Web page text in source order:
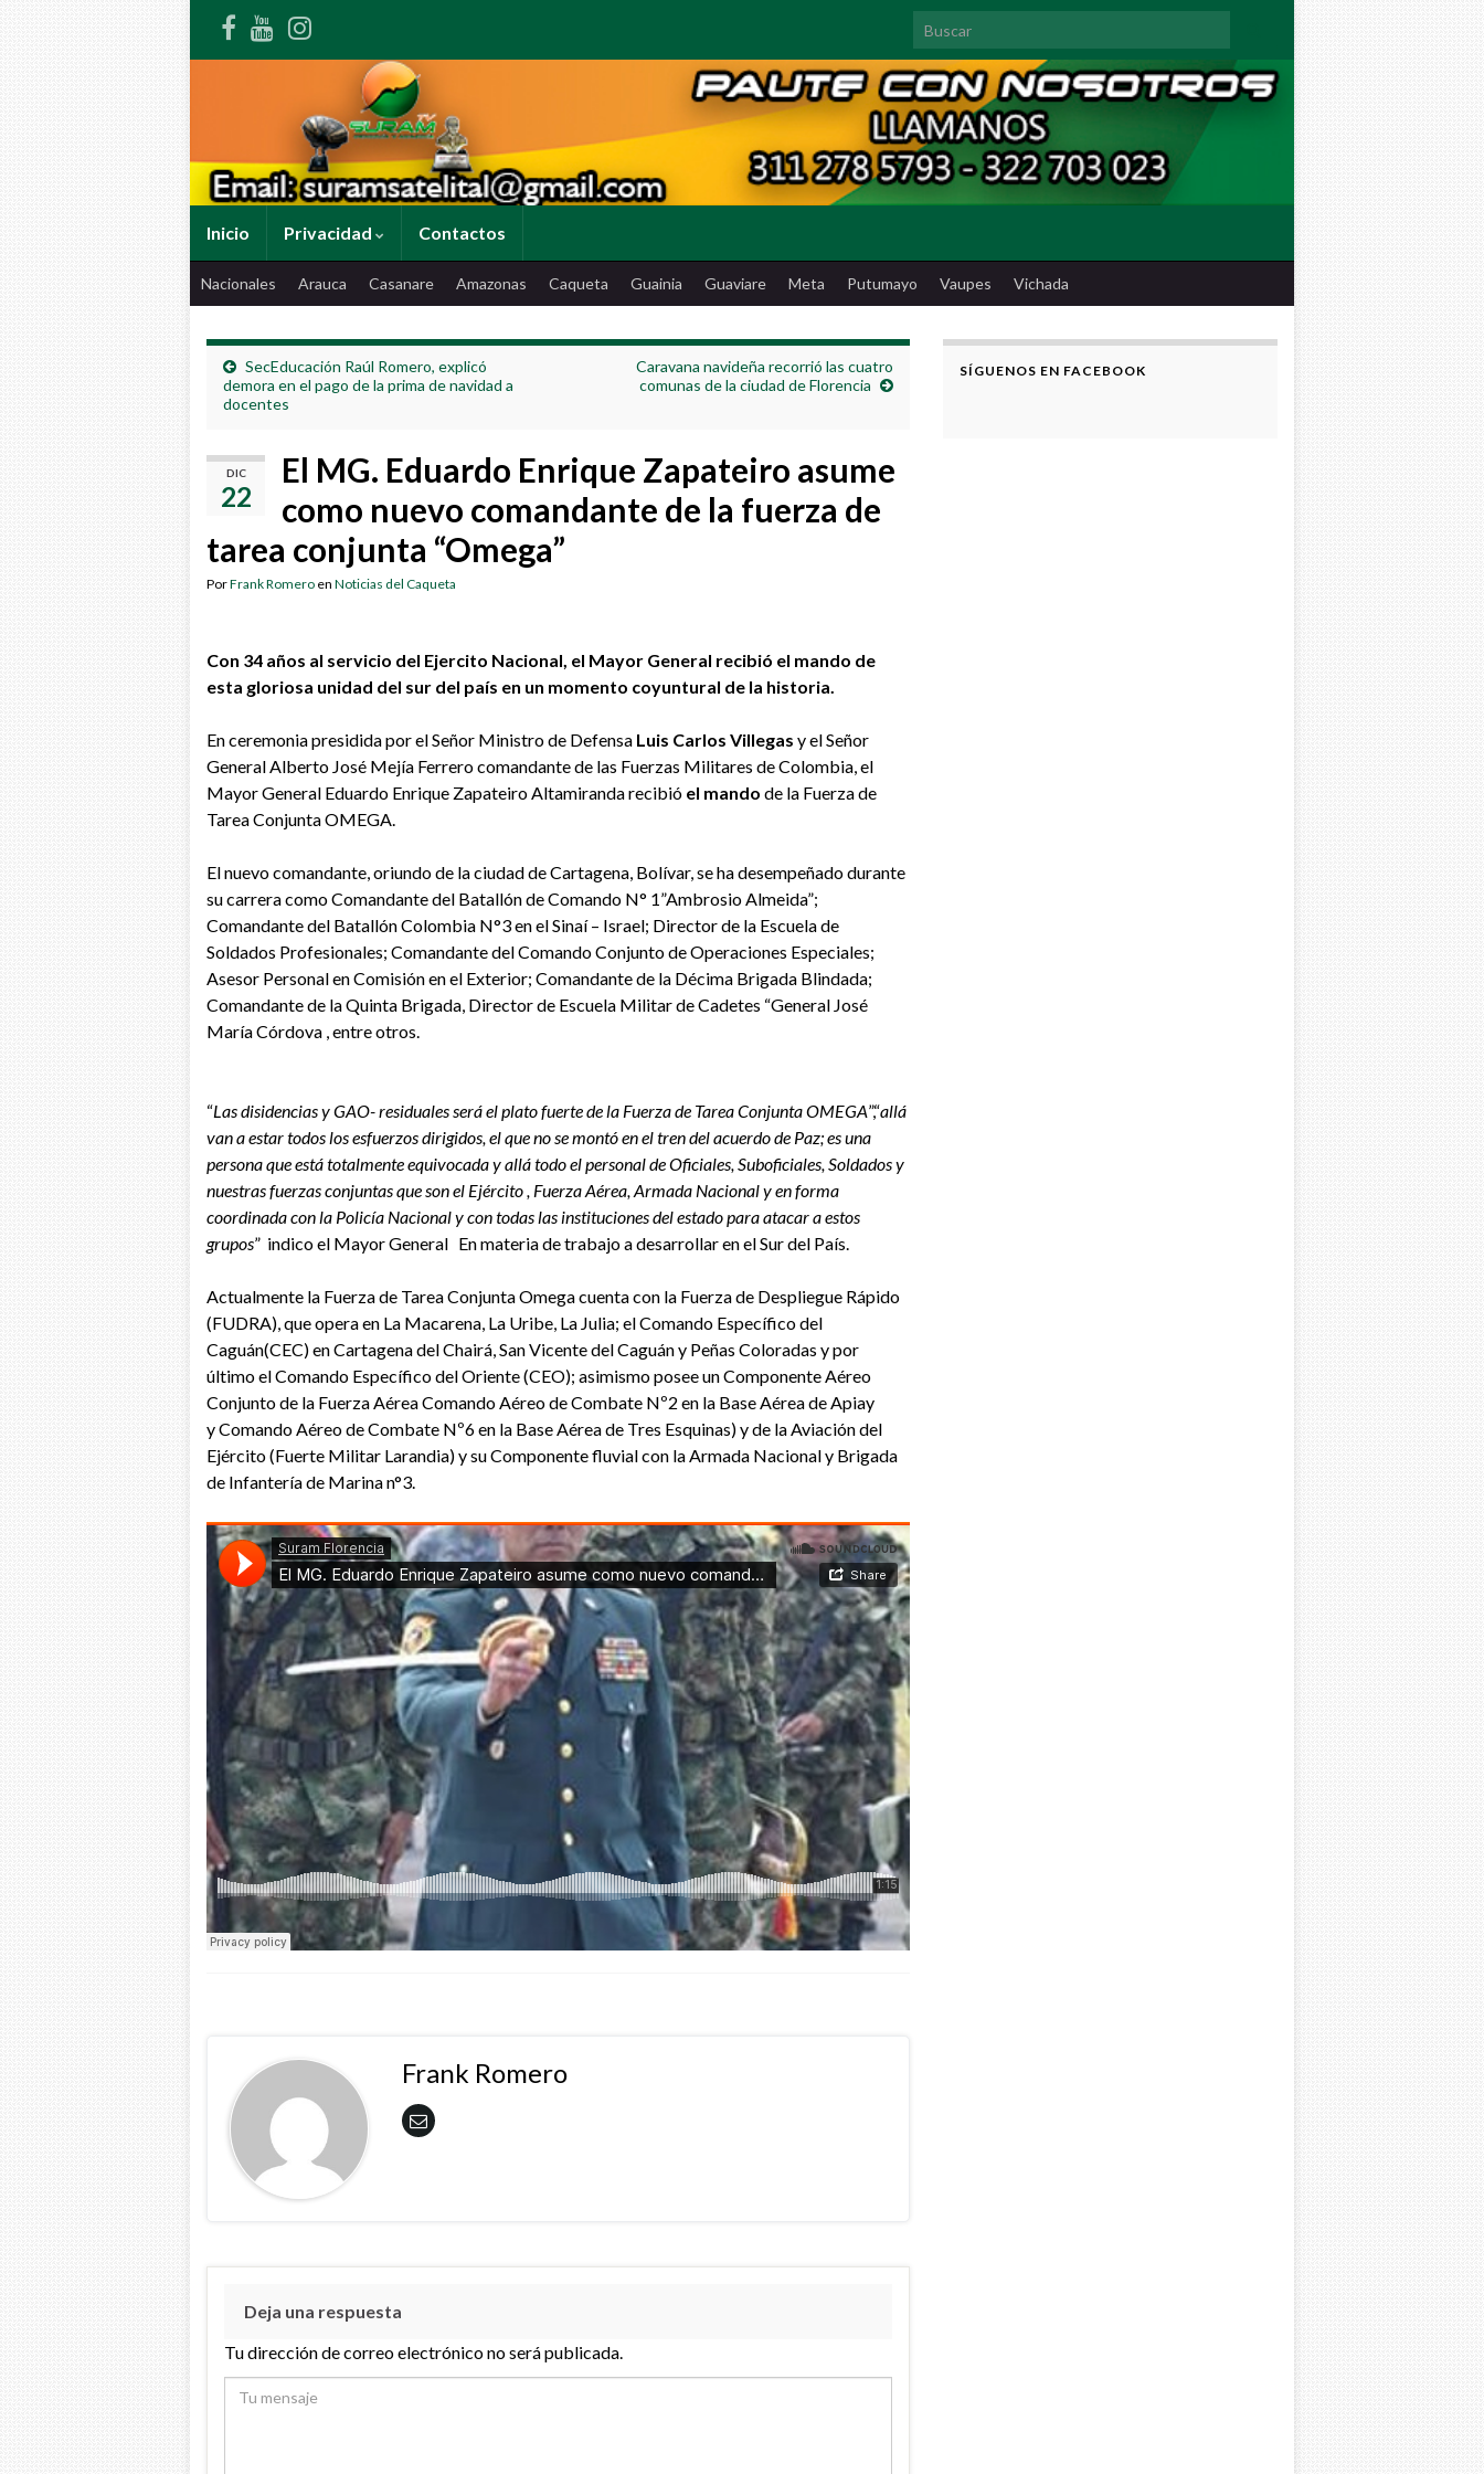
Search for:
Inicio Privacidad Contactos
Nacionales Arauca Casanare Amazonas Caqueta Guainia Guaviare Meta Putumayo Vaupes Vichada
SecEducación Raúl Romero, explicó
demora en el pago de la prima de navidad a
docentes
Caravana navideña recorrió las cuatro
comunas de la ciudad de Florencia
DIC
22
El MG. Eduardo Enrique Zapateiro asume
como nuevo comandante de la fuerza de
tarea conjunta “Omega”
PorFrank Romero en Noticias del Caqueta
Con 34 años al servicio del Ejercito Nacional, el Mayor General recibió el mando de
esta gloriosa unidad del sur del país en un momento coyuntural de la historia.
En ceremonia presidida por el Señor Ministro de Defensa Luis Carlos Villegas y el Señor
General Alberto José Mejía Ferrero comandante de las Fuerzas Militares de Colombia, el
Mayor General Eduardo Enrique Zapateiro Altamiranda recibió el mando de la Fuerza de
Tarea Conjunta OMEGA.
El nuevo comandante, oriundo de la ciudad de Cartagena, Bolívar, se ha desempeñado durante
su carrera como Comandante del Batallón de Comando N° 1”Ambrosio Almeida”;
Comandante del Batallón Colombia N°3 en el Sinaí – Israel; Director de la Escuela de
Soldados Profesionales; Comandante del Comando Conjunto de Operaciones Especiales;
Asesor Personal en Comisión en el Exterior; Comandante de la Décima Brigada Blindada;
Comandante de la Quinta Brigada, Director de Escuela Militar de Cadetes “General José
María Córdova , entre otros.
“Las disidencias y GAO- residuales será el plato fuerte de la Fuerza de Tarea Conjunta OMEGA”,“allá
van a estar todos los esfuerzos dirigidos, el que no se montó en el tren del acuerdo de Paz; es una
persona que está totalmente equivocada y allá todo el personal de Oficiales, Suboficiales, Soldados y
nuestras fuerzas conjuntas que son el Ejército , Fuerza Aérea, Armada Nacional y en forma
coordinada con la Policía Nacional y con todas las instituciones del estado para atacar a estos
grupos” indico el Mayor General En materia de trabajo a desarrollar en el Sur del País.
Actualmente la Fuerza de Tarea Conjunta Omega cuenta con la Fuerza de Despliegue Rápido
(FUDRA), que opera en La Macarena, La Uribe, La Julia; el Comando Específico del
Caguán(CEC) en Cartagena del Chairá, San Vicente del Caguán y Peñas Coloradas y por
último el Comando Específico del Oriente (CEO); asimismo posee un Componente Aéreo
Conjunto de la Fuerza Aérea Comando Aéreo de Combate Nº2 en la Base Aérea de Apiay
y Comando Aéreo de Combate Nº6 en la Base Aérea de Tres Esquinas) y de la Aviación del
Ejército (Fuerte Militar Larandia) y su Componente fluvial con la Armada Nacional y Brigada
de Infantería de Marina n°3.
Frank Romero
Deja una respuesta
Tu dirección de correo electrónico no será publicada.
SÍGUENOS EN FACEBOOK